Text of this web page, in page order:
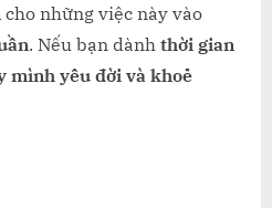
cho những việc này vào
. Nếu bạn dành thời gian
mình yêu đời và khoẻ